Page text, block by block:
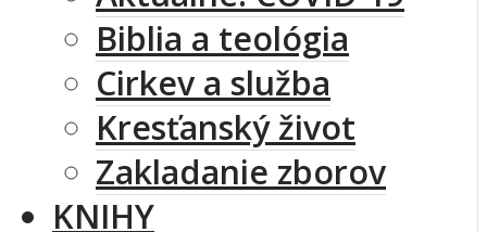
Biblia a teológia
Cirkev a služba
Kresťanský život
Zakladanie zborov
KNIHY